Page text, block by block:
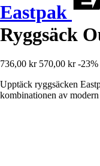
Eastpak
Ryggsäck
736,00 kr 570,00 kr -23%
Upptäck ryggsäcken
kombinationen av